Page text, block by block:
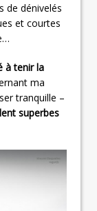
de dénivelés
et courtes
à tenir la
ma
tranquille –
superbes